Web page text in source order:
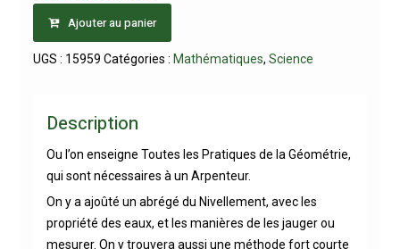
Ajouter au panier
UGS : 15959 Catégories : Mathématiques, Science
Description
Ou l’on enseigne Toutes les Pratiques de la Géométrie,
qui sont nécessaires à un Arpenteur.
On y a ajoûté un abrégé du Nivellement, avec les
propriété des eaux, et les manières de les jauger ou
mesurer. On y trouvera aussi une méthode fort courte